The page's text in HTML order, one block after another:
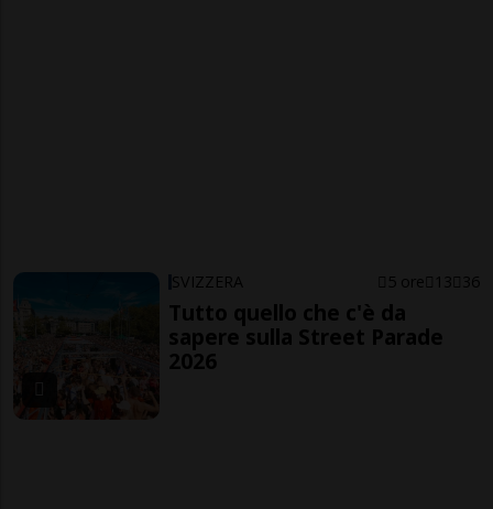
SVIZZERA 5 ore 13 36
Tutto quello che c'è da
sapere sulla Street Parade
2026